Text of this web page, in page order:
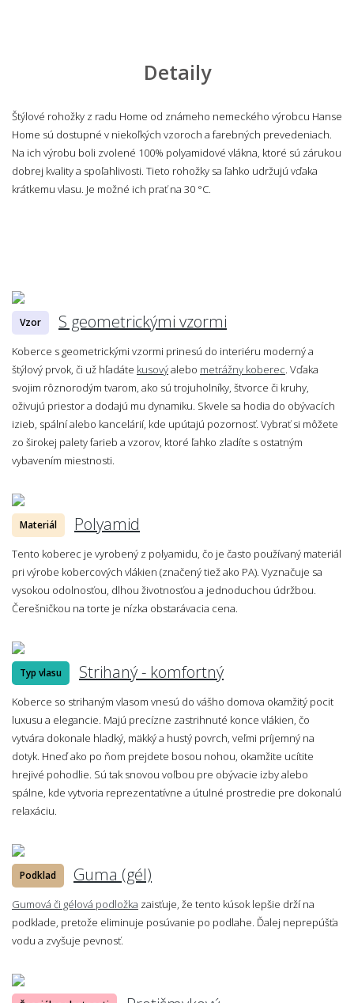
Detaily
Štýlové rohožky z radu Home od známeho nemeckého výrobcu Hanse
Home sú dostupné v niekoľkých vzoroch a farebných prevedeniach.
Na ich výrobu boli zvolené 100% polyamidové vlákna, ktoré sú zárukou
dobrej kvality a spoľahlivosti. Tieto rohožky sa ľahko udržujú vďaka
krátkemu vlasu. Je možné ich prať na 30 °C.
Vzor S geometrickými vzormi
Koberce s geometrickými vzormi prinesú do interiéru moderný a
štýlový prvok, či už hľadáte kusovýalebo metrážny koberec . Vďaka
svojim rôznorodým tvarom, ako sú trojuholníky, štvorce či kruhy,
oživujú priestor a dodajú mu dynamiku. Skvele sa hodia do obývacích
izieb, spální alebo kancelárií, kde upútajú pozornosť. Vybrať si môžete
zo širokej palety farieb a vzorov, ktoré ľahko zladíte s ostatným
vybavením miestnosti.
Materiál Polyamid
Tento koberec je vyrobený z polyamidu, čo je často používaný materiál
pri výrobe kobercových vlákien (značený tiež ako PA). Vyznačuje sa
vysokou odolnosťou, dlhou životnosťou a jednoduchou údržbou.
Čerešničkou na torte je nízka obstarávacia cena.
Typ vlasu Strihaný - komfortný
Koberce so strihaným vlasom vnesú do vášho domova okamžitý pocit
luxusu a elegancie. Majú precízne zastrihnuté konce vlákien, čo
vytvára dokonale hladký, mäkký a hustý povrch, veľmi príjemný na
dotyk. Hneď ako po ňom prejdete bosou nohou, okamžite ucítite
hrejivé pohodlie. Sú tak snovou voľbou pre obývacie izby alebo
spálne, kde vytvoria reprezentatívne a útulné prostredie pre dokonalú
relaxáciu.
Podklad Guma (gél)
Gumová či gélová podložka zaisťuje, že tento kúsok lepšie drží na
podklade, pretože eliminuje posúvanie po podlahe. Ďalej neprepúšťa
vodu a zvyšuje pevnosť.